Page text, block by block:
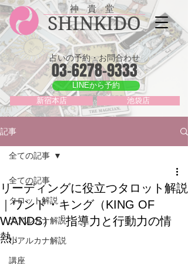
神 貴 堂
SHINKIDO
占いの予約・お問合わせ
03-6278-9333
LINEから予約
新宿本店 池袋店
記事
全ての記事
タロット解説
大アルカナ解説
小アルカナ解説
講座
全ての記事
リーディングに役立つタロット解説
｜ワンド・キング（KING OF
WANDS）「指導力と行動力の情
熱」